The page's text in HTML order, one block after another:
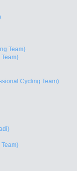
Team)
Cycling Team)